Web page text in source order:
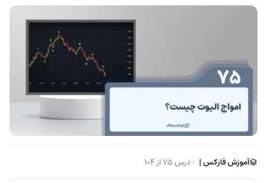
آموزش فارکس | ‌ درس 75 از 104